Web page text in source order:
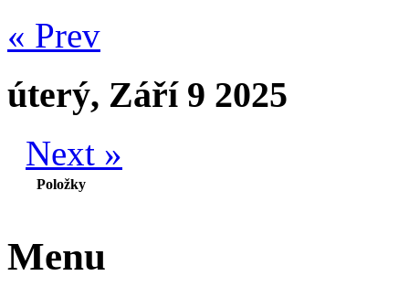
« Prev
úterý, Září 9 2025
Next »
Položky
Menu